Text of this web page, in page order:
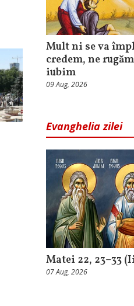
Mult ni se va
credem, ne
iubim
09 Aug, 2026
Evanghelia zilei
Matei 22, 23–33
07 Aug, 2026